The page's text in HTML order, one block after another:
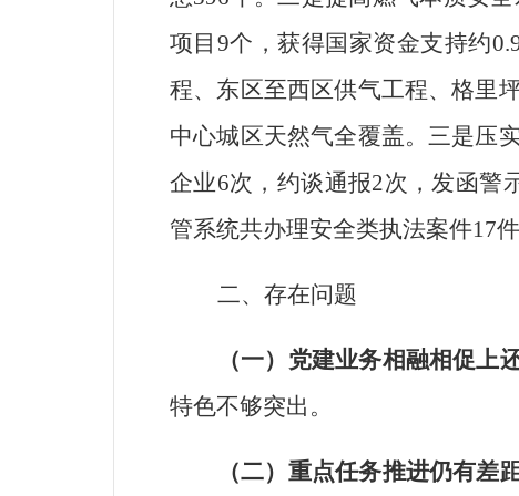
项目 9个，获得国家资金支持约
程、东区至西区供气工程、格里
中心城区天然气全覆盖。三是压
企业6次，约谈通报2次，发函警
管系统共办理安全类执法案件17
二、存在问题
（一）党建业务相融相促上
特色不够突出。
（二）重点任务推进仍有差距